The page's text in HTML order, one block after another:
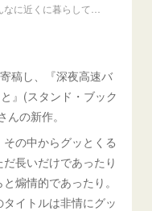
に近くに暮らして…
稿し、『深夜高速バ
』(スタンド・ブック
の新作。
の中からグッとくる
長いだけであったり
煽情的であったり。
イトルは非情にグッ